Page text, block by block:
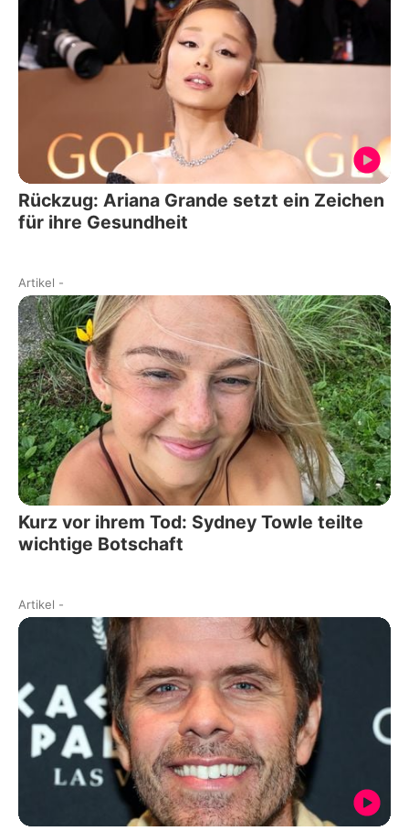
Rückzug: Ariana Grande setzt ein Zeichen
für ihre Gesundheit
Artikel -
Kurz vor ihrem Tod: Sydney Towle teilte
wichtige Botschaft
Artikel -